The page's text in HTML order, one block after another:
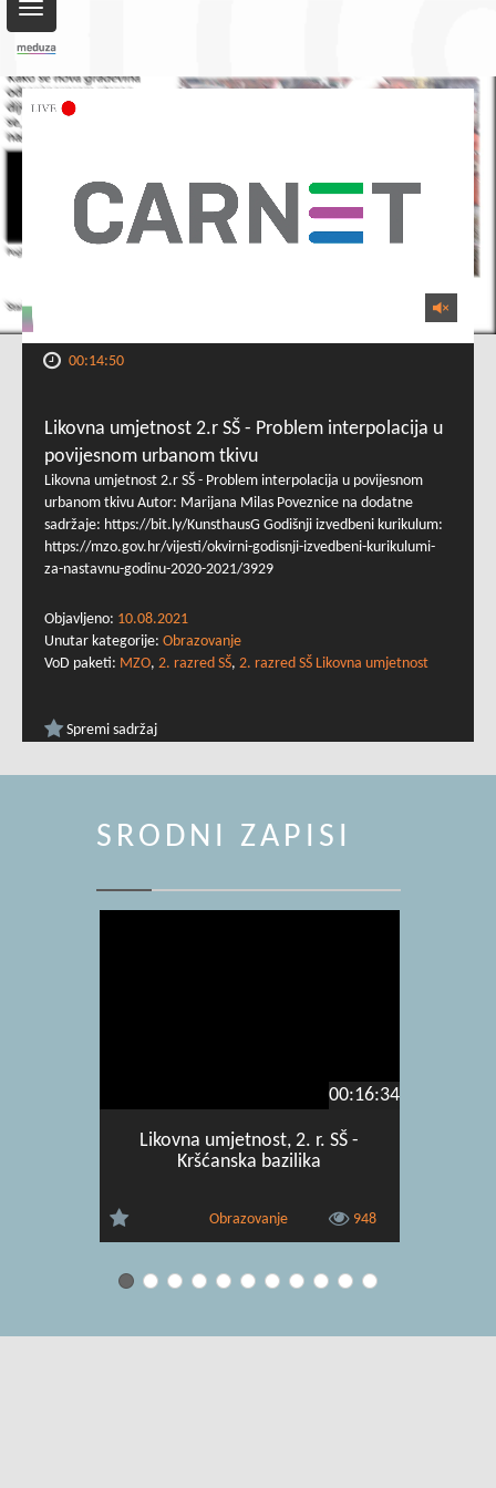
Toggle
navigation
00:14:50
Likovna umjetnost 2.r SŠ - Problem interpolacija u
povijesnom urbanom tkivu
Likovna umjetnost 2.r SŠ - Problem interpolacija u povijesnom
urbanom tkivu Autor: Marijana Milas Poveznice na dodatne
sadržaje: https://bit.ly/KunsthausG Godišnji izvedbeni kurikulum:
https://mzo.gov.hr/vijesti/okvirni-godisnji-izvedbeni-kurikulumi-
za-nastavnu-godinu-2020-2021/3929
Objavljeno: 10.08.2021
Unutar kategorije: Obrazovanje
VoD paketi: MZO, 2. razred SŠ, 2. razred SŠ Likovna umjetnost
Spremi sadržaj
SRODNI ZAPISI
00:16:34
Likovna umjetnost, 2. r. SŠ -
Kršćanska bazilika
Obrazovanje 948